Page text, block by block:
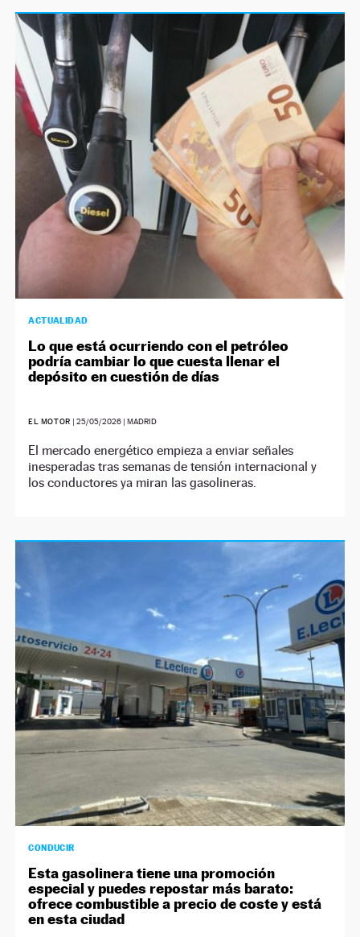
ACTUALIDAD
Lo que está ocurriendo con el petróleo
podría cambiar lo que cuesta llenar el
depósito en cuestión de días
EL MOTOR | 25/05/2026| MADRID
El mercado energético empieza a enviar señales
inesperadas tras semanas de tensión internacional y
los conductores ya miran las gasolineras.
CONDUCIR
Esta gasolinera tiene una promoción
especial y puedes repostar más barato:
ofrece combustible a precio de coste y está
en esta ciudad